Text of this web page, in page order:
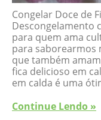
Congelar Doce de
Descongelamento
para quem ama
para saborearmos
que também
fica delicioso em
em calda é uma
Continue Lendo »